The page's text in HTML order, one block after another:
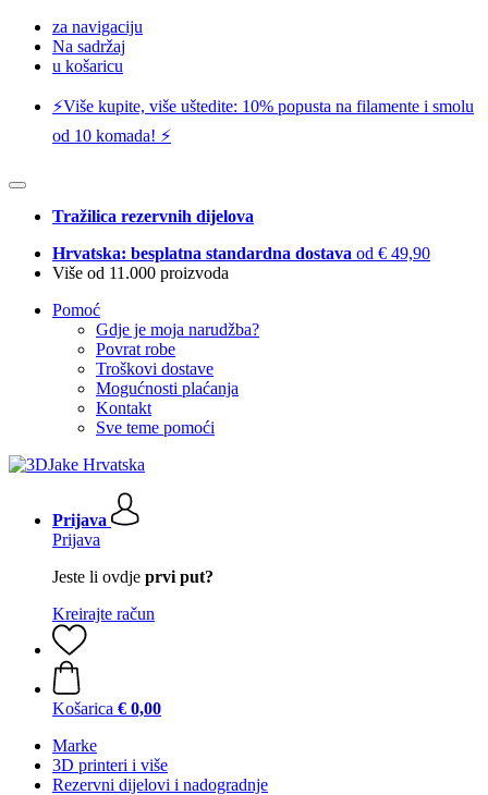
za navigaciju
Na sadržaj
u košaricu
⚡️Više kupite, više uštedite: 10% popusta na filamente i smolu
od 10 komada! ⚡️
Tražilica rezervnih dijelova
Hrvatska: besplatna standardna dostava od € 49,90
Više od 11.000 proizvoda
Pomoć
Gdje je moja narudžba?
Povrat robe
Troškovi dostave
Mogućnosti plaćanja
Kontakt
Sve teme pomoći
Prijava
Prijava
Jeste li ovdje prvi put?
Kreirajte račun
Košarica € 0,00
Marke
3D printeri i više
Rezervni dijelovi i nadogradnje